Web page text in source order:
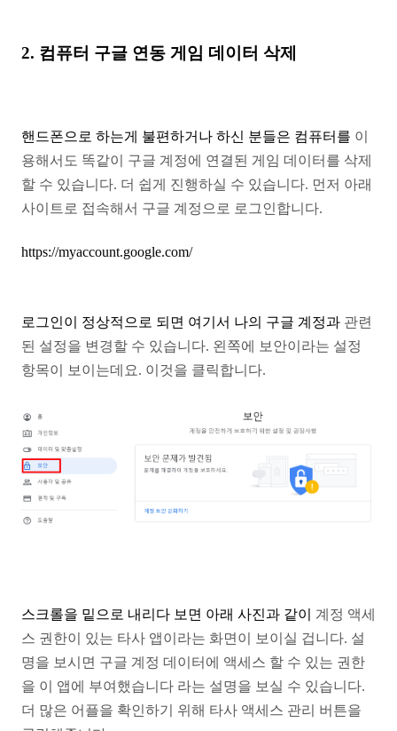
2. 컴퓨터 구글 연동 게임 데이터 삭제
핸드폰으로 하는게 불편하거나 하신 분들은 컴퓨터를 이
용해서도 똑같이 구글 계정에 연결된 게임 데이터를 삭제
할 수 있습니다. 더 쉽게 진행하실 수 있습니다. 먼저 아래
사이트로 접속해서 구글 계정으로 로그인합니다.
https://myaccount.google.com/
로그인이 정상적으로 되면 여기서 나의 구글 계정과 관련
된 설정을 변경할 수 있습니다. 왼쪽에 보안이라는 설정
항목이 보이는데요. 이것을 클릭합니다.
스크롤을 밑으로 내리다 보면 아래 사진과 같이 계정 액세
스 권한이 있는 타사 앱이라는 화면이
보이실 겁니다. 설
명을 보시면 구글 계정 데이터에 액세스 할 수 있는 권한
을 이 앱에 부여했습니다 라는 설명을 보실 수 있습니다.
더 많은 어플을 확인하기 위해 타사 액세스 관리 버튼을